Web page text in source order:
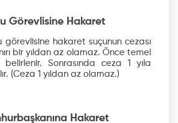
Görevlisine Hakaret
görevlisine hakaret suçunun cezası
bir yıldan az olamaz. Önce temel
belirlenir. Sonrasında ceza 1 yıla
(Ceza 1 yıldan az olamaz.)
Hakaret